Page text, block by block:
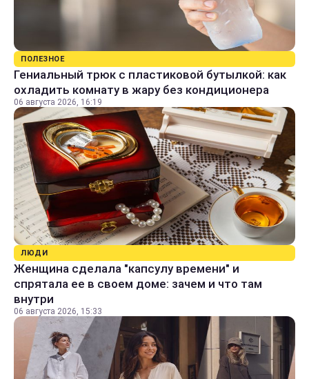
ПОЛЕЗНОЕ
Гениальный трюк с пластиковой бутылкой: как
охладить комнату в жару без кондиционера
06 августа 2026, 16:19
ЛЮДИ
Женщина сделала "капсулу времени" и
спрятала ее в своем доме: зачем и что там
внутри
06 августа 2026, 15:33